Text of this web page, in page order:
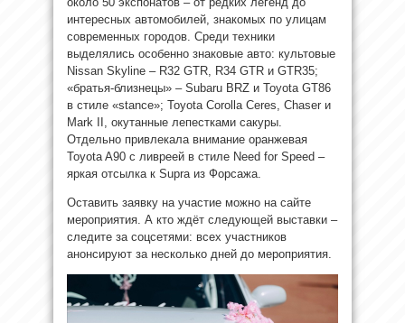
интересных автомобилей, знакомых по улицам
современных городов. Среди техники
выделялись особенно знаковые авто: культовые
Nissan Skyline – R32 GTR, R34 GTR и GTR35;
«братья-близнецы» – Subaru BRZ и Toyota GT86
в стиле «stance»; Toyota Corolla Ceres, Chaser и
Mark II, окутанные лепестками сакуры.
Отдельно привлекала внимание оранжевая
Toyota A90 с ливреей в стиле Need for Speed –
яркая отсылка к Supra из Форсажа.
Оставить заявку на участие можно на сайте
мероприятия. А кто ждёт следующей выставки –
следите за соцсетями: всех участников
анонсируют за несколько дней до мероприятия.